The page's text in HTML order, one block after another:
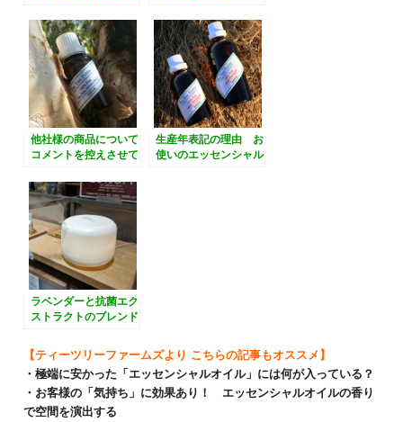
他社様の商品について
コメントを控えさせて
生産年表記の理由 お
使いのエッセンシャル
ラベンダーと抗菌エク
ストラクトのブレンド
マ
【ティーツリーファームズより こちらの記事もオススメ】
・極端に安かった「エッセンシャルオイル」には何が入っている？
・お客様の「気持ち」に効果あり！ エッセンシャルオイルの香り
で空間を演出する